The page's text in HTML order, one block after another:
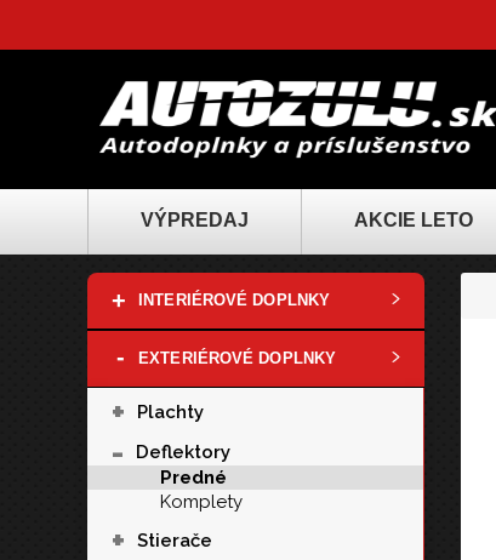
VÝPREDAJ AKCIE LETO
+ INTERIÉROVÉ DOPLNKY
- EXTERIÉROVÉ DOPLNKY
+ Plachty
-
Deflektory
Predné
Komplety
+ Stierače